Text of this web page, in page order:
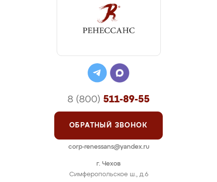
г. Чехов
Симферопольское ш., д.6
8 (800) 511-89-55
ОБРАТНЫЙ ЗВОНОК
corp-renessans@yandex.ru